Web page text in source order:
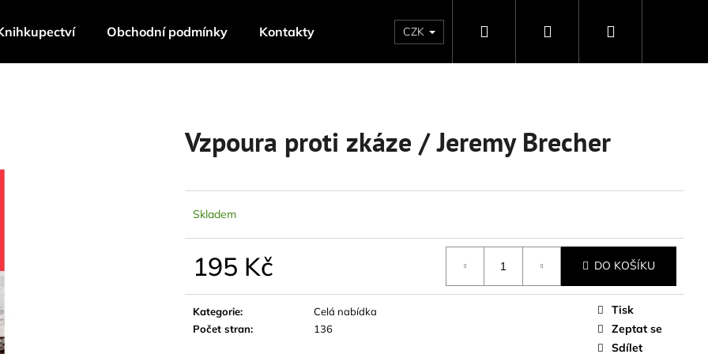
Obchodní podmínky Kontakty CZK Hledat PřihlášeníNákupní
Vzpoura proti zkáze / Jeremy Brecher
Skladem
195 Kč DO KOŠÍKU
Kategorie:
Celá nabídka
Počet stran: 136
Tisk
Zeptat se
Sdílet
HLEDAT
V ŠELMY / NASTASSJA MARTIN